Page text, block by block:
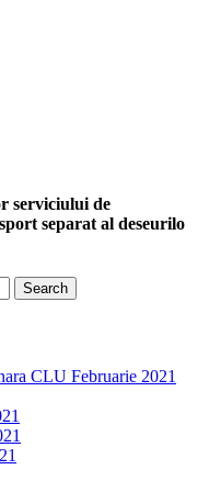
serviciului de
separat al deseurilo
CLU Februarie 2021